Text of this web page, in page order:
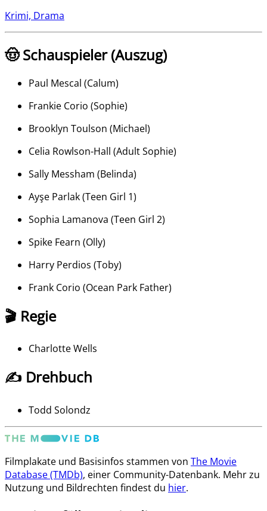
Krimi, Drama
🤠 Schauspieler (Auszug)
Paul Mescal (Calum)
Frankie Corio (Sophie)
Brooklyn Toulson (Michael)
Celia Rowlson-Hall (Adult Sophie)
Sally Messham (Belinda)
Ayşe Parlak(Teen Girl 1)
Sophia Lamanova (Teen Girl 2)
Spike Fearn (Olly)
Harry Perdios (Toby)
Frank Corio (Ocean Park Father)
🎬 Regie
Charlotte Wells
✍️ Drehbuch
Todd Solondz
Filmplakate und Basisinfos stammen von The Movie
Database (TMDb), einer Community-Datenbank. Mehr zu
Nutzung und Bildrechten findest du hier.